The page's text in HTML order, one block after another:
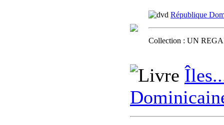
République
Collection : UN